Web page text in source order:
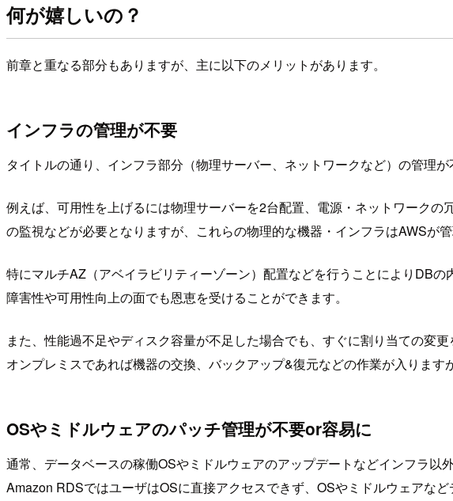
何が嬉しいの？
前章と重なる部分もありますが、主に以下のメリットがあります。
インフラの管理が不要
タイトルの通り、インフラ部分（物理サーバー、ネットワークなど）の管理が
例えば、可用性を上げるには物理サーバーを2台配置、電源・ネットワーク
の監視などが必要となりますが、これらの物理的な機器・インフラはAWSが
特にマルチAZ（アベイラビリティーゾーン）配置などを行うことによりDB
障害性や可用性向上の面でも恩恵を受けることができます。
また、性能過不足やディスク容量が不足した場合でも、すぐに割り当ての変更
オンプレミスであれば機器の交換、バックアップ&復元などの作業が入ります
OSやミドルウェアのパッチ管理が不要or容易に
通常、データベースの稼働OSやミドルウェアのアップデートなどインフラ以
Amazon RDSではユーザはOSに直接アクセスできず、OSやミドルウェアな